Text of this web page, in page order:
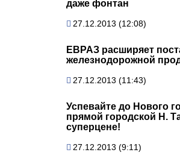
даже фонтан
27.12.2013 (12:08)
ЕВРАЗ расширяет
железнодорожной
27.12.2013 (11:43)
Успевайте до Нового
прямой городской Н.
суперцене!
27.12.2013 (9:11)